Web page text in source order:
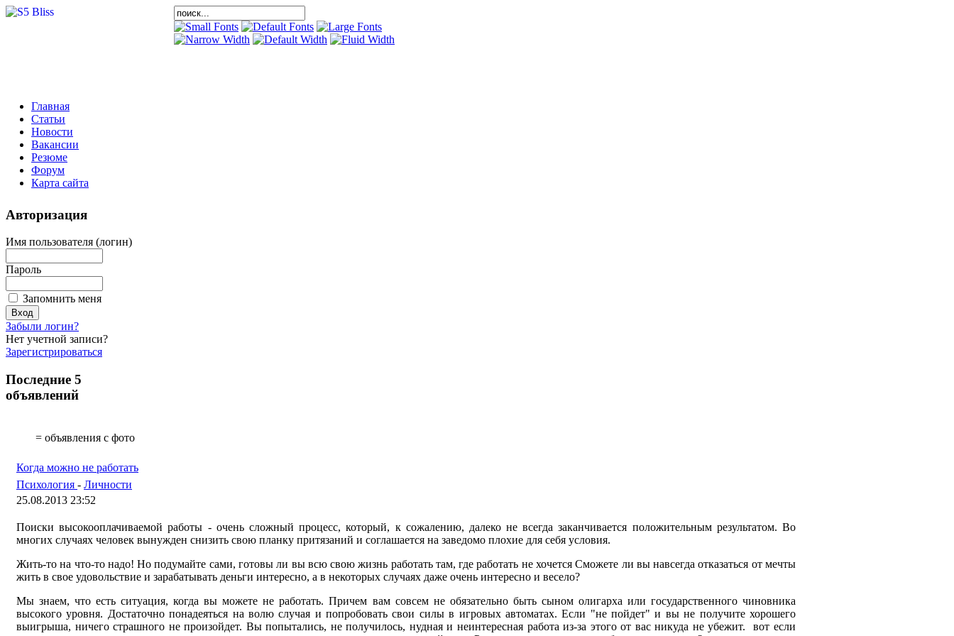
Главная
Статьи
Новости
Вакансии
Резюме
Форум
Карта сайта
Авторизация
Имя пользователя (логин)
Пароль
Запомнить меня
Забыли логин?
Нет учетной записи?
Зарегистрироваться
Последние 5
объявлений
= объявления с фото
Когда можно не работать
Психология - Личности
25.08.2013 23:52
Поиски высокооплачиваемой работы - очень сложный процесс, который, к сожалению, далеко не всегда заканчивается положительным результатом. Во
многих случаях человек вынужден снизить свою планку притязаний и соглашается на заведомо плохие для себя условия.
Жить-то на что-то надо! Но подумайте сами, готовы ли вы всю свою жизнь работать там, где работать не хочется Сможете ли вы навсегда отказаться от мечты
жить в свое удовольствие и зарабатывать деньги интересно, а в некоторых случаях даже очень интересно и весело?
Мы знаем, что есть ситуация, когда вы можете не работать. Причем вам совсем не обязательно быть сыном олигарха или государственного чиновника
высокого уровня. Достаточно понадеяться на волю случая и попробовать свои силы в игровых автоматах. Если "не пойдет" и вы не получите хорошего
выигрыша, ничего страшного не произойдет. Вы попытались, не получилось, нудная и неинтересная работа из-за этого от вас никуда не убежит. вот если